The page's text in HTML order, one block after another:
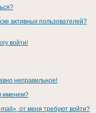
активных пользователей?
войти!
неправильное!
именем?
от меня требуют войти?